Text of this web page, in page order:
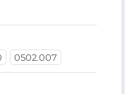
0502.007